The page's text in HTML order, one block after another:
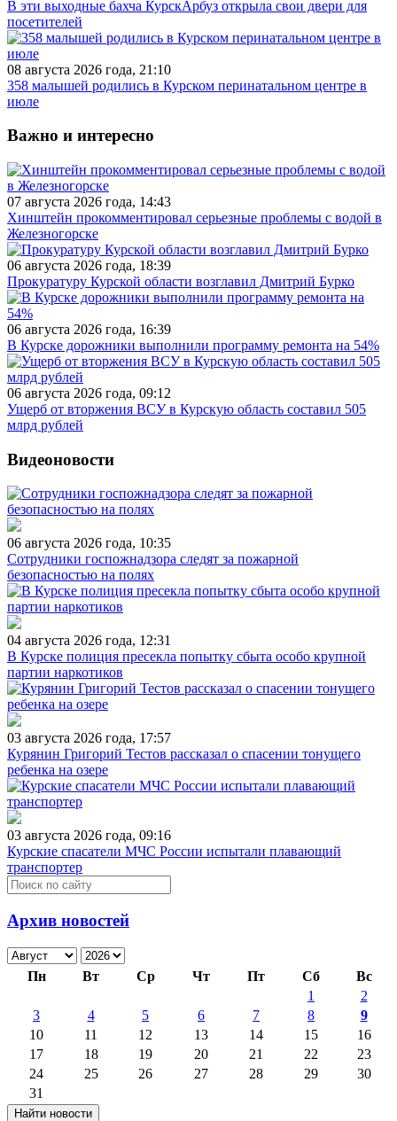
В эти выходные бахча КурскАрбуз открыла свои двери для
посетителей
08 августа 2026 года, 21:10
358 малышей родились в Курском перинатальном центре в
июле
Важно и интересно
07 августа 2026 года, 14:43
Хинштейн прокомментировал серьезные проблемы с водой в
Железногорске
06 августа 2026 года, 18:39
Прокуратуру Курской области возглавил Дмитрий Бурко
06 августа 2026 года, 16:39
В Курске дорожники выполнили программу ремонта на 54%
06 августа 2026 года, 09:12
Ущерб от вторжения ВСУ в Курскую область составил 505
млрд рублей
Видеоновости
06 августа 2026 года, 10:35
Сотрудники госпожнадзора следят за пожарной
безопасностью на полях
04 августа 2026 года, 12:31
В Курске полиция пресекла попытку сбыта особо крупной
партии наркотиков
03 августа 2026 года, 17:57
Курянин Григорий Тестов рассказал о спасении тонущего
ребенка на озере
03 августа 2026 года, 09:16
Курские спасатели МЧС России испытали плавающий
транспортер
Архив новостей
Пн Вт Ср Чт Пт Сб
Вс
1
2
3
4 5 6 7 8
9
10
11 12 13 14 15
16
17
18 19 20 21 22
23
24
25 26 27 28 29
30
31